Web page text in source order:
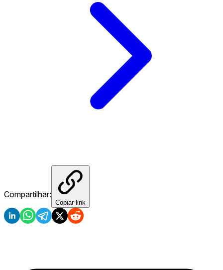
Compartilhar:
Copiar link